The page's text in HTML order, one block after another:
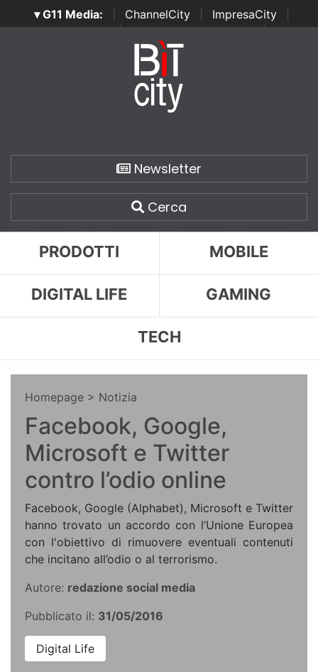
▾ G11 Media: ChannelCity ImpresaCity
SecurityOpenLab | Italian Channel Awards | Italian
Italian Security Awards
Newsletter
Cerca
PRODOTTI MOBILE
DIGITAL LIFE GAMING
TECH
Homepage > Notizia
Facebook, Google,
Microsoft e Twitter
contro l’odio online
Facebook, Google (Alphabet), Microsoft e Twitter
hanno trovato un accordo con l’Unione Europea
con l'obiettivo di rimuovere eventuali contenuti
che incitano all’odio o al terrorismo.
Autore: redazione social media
Pubblicato il: 31/05/2016
Digital Life